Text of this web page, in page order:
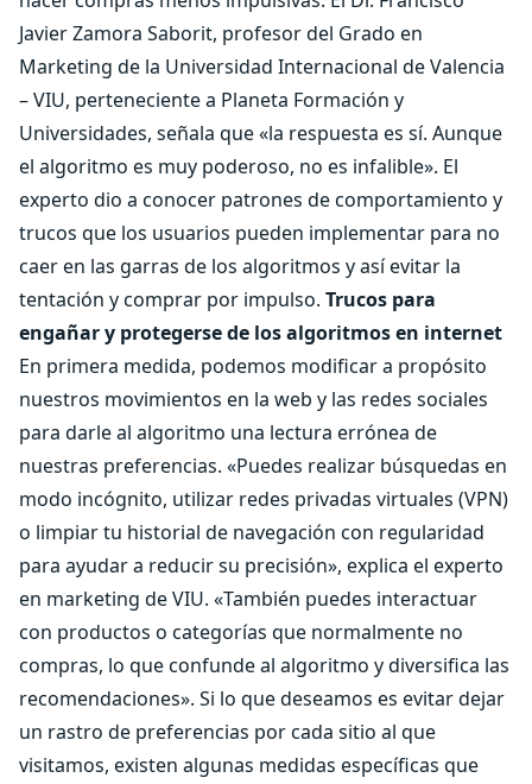
Javier Zamora Saborit, profesor del Grado en
Marketing de la Universidad Internacional de Valencia
– VIU, perteneciente a Planeta Formación y
Universidades, señala que «la respuesta es sí. Aunque
el algoritmo es muy poderoso, no es infalible». El
experto dio a conocer patrones de comportamiento y
trucos que los usuarios pueden implementar para no
caer en las garras de los algoritmos y así evitar la
tentación y comprar por impulso. Trucos para
engañar y protegerse de los algoritmos en internet
En primera medida, podemos modificar a propósito
nuestros movimientos en la web y las redes sociales
para darle al algoritmo una lectura errónea de
nuestras preferencias. «Puedes realizar búsquedas en
modo incógnito, utilizar redes privadas virtuales (VPN)
o limpiar tu historial de navegación con regularidad
para ayudar a reducir su precisión», explica el experto
en marketing de VIU. «También puedes interactuar
con productos o categorías que normalmente no
compras, lo que confunde al algoritmo y diversifica las
recomendaciones». Si lo que deseamos es evitar dejar
un rastro de preferencias por cada sitio al que
visitamos, existen algunas medidas específicas que